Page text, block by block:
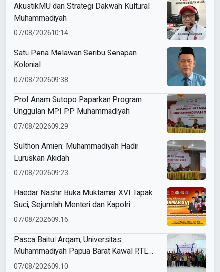
AkustikMU dan Strategi Dakwah Kultural
Muhammadiyah
07/08/202610:14
Satu Pena Melawan Seribu Senapan
Kolonial
07/08/202609:38
Prof Anam Sutopo Paparkan Program
Unggulan MPI PP Muhammadiyah
07/08/202609:29
Sulthon Amien: Muhammadiyah Hadir
Luruskan Akidah
07/08/202609:23
Haedar Nashir Buka Muktamar XVI Tapak
Suci, Sejumlah Menteri dan Kapolri
Dijadwalkan Hadir
07/08/202609:16
Pasca Baitul Arqam, Universitas
Muhammadiyah Papua Barat Kawal RTL
Peserta Selama Enam Bulan
07/08/202609:10